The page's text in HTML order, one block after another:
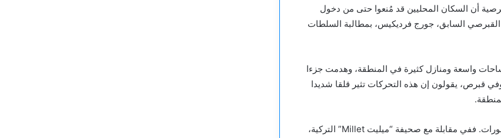
أن السكان المحليين قد مُنعوا حتى من دخول
السابق، جورج فرديكيس، بمطالبة السلطات
واسعة ومنازل كثيرة في المنطقة، وهدمت جزءا
قبرص، يقولون إن هذه التحركات تثير قلقا شديدا
وكما كان متوقعا، لم تظل “الزاوية التركية” غافلة عن هذه التطورات. ففي مقابلة مع صحيفة “ميليت Millet” التركية،